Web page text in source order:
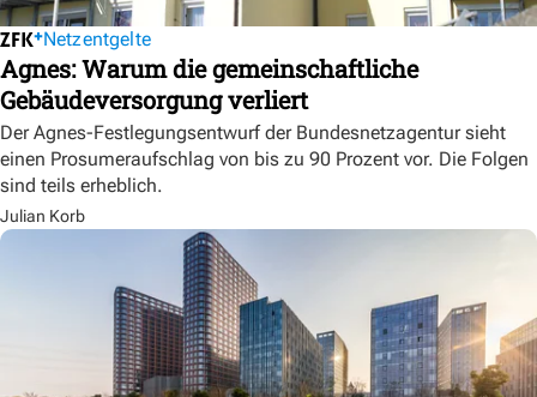
Netzentgelte
Agnes: Warum die gemeinschaftliche
Gebäudeversorgung verliert
Der Agnes-Festlegungsentwurf der Bundesnetzagentur sieht
einen Prosumeraufschlag von bis zu 90 Prozent vor. Die Folgen
sind teils erheblich.
Julian Korb